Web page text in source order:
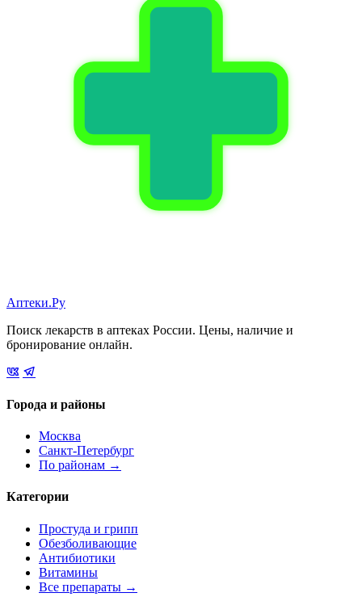
Аптеки.Ру
Поиск лекарств в аптеках России. Цены, наличие и
бронирование онлайн.
Города и районы
Москва
Санкт-Петербург
По районам →
Категории
Простуда и грипп
Обезболивающие
Антибиотики
Витамины
Все препараты →